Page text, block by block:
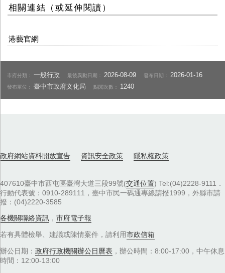
相關連結（或延伸閱讀）
港藝官網
市府分類：一般行政 最後異動日期： 2026-08-09 發布日期： 2026-01-16
發布單位：臺中市政府文化局 點閱次數： 1240
政府網站資料開放宣告 資訊安全政策 隱私權政策
407610臺中市西屯區臺灣大道三段99號(交通位置) Tel:(04)2228-9111．
行動代表號：0910-289111，臺中市民一碼通專線請撥1999，外縣市請
撥：(04)2220-3585
各機關聯絡資訊 ， 市府電子報
若有具體檢舉、建議或陳情案件，請利用市政信箱
辦公日期： 政府行政機關辦公日曆表 ，辦公時間：8:00-17:00，中午休息
時間：12:00-13:00